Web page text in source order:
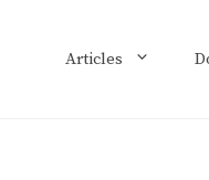
Articles